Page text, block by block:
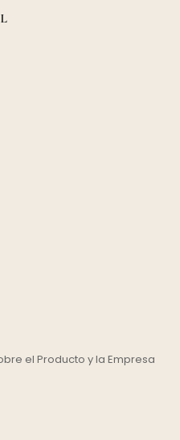
el Producto y la Empresa